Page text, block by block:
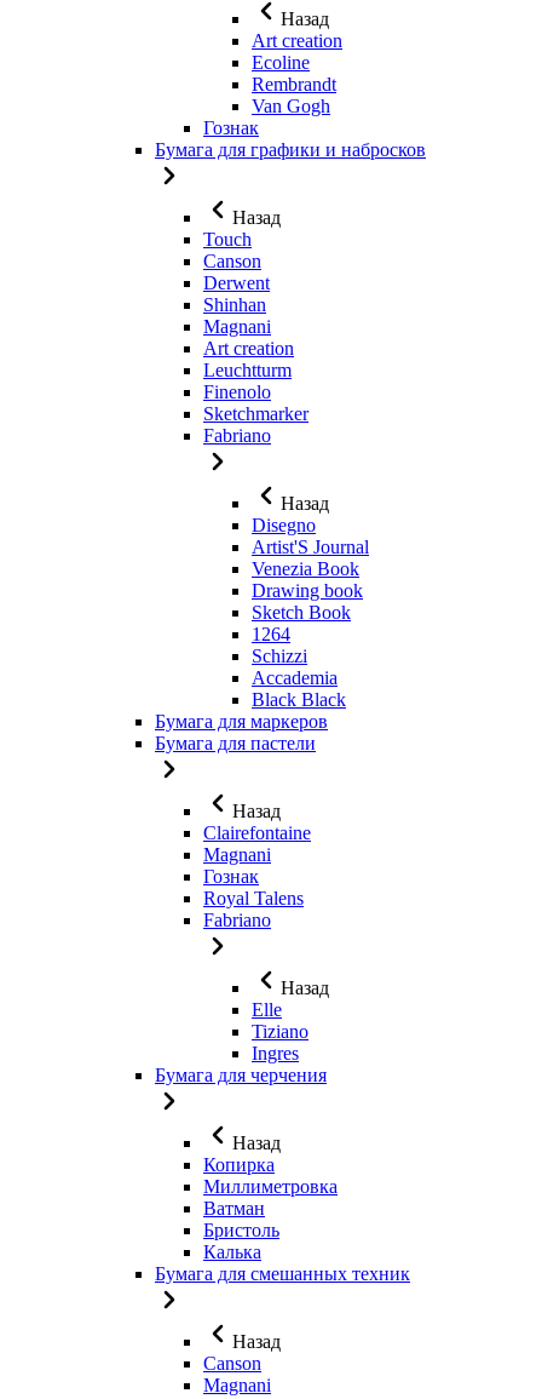
Назад
Art creation
Ecoline
Rembrandt
Van Gogh
Гознак
Бумага для графики и набросков
Назад
Touch
Canson
Derwent
Shinhan
Magnani
Art creation
Leuchtturm
Finenolo
Sketchmarker
Fabriano
Назад
Disegno
Artist'S Journal
Venezia Book
Drawing book
Sketch Book
1264
Schizzi
Accademia
Black Black
Бумага для маркеров
Бумага для пастели
Назад
Clairefontaine
Magnani
Гознак
Royal Talens
Fabriano
Назад
Elle
Tiziano
Ingres
Бумага для черчения
Назад
Копирка
Миллиметровка
Ватман
Бристоль
Калька
Бумага для смешанных техник
Назад
Canson
Magnani